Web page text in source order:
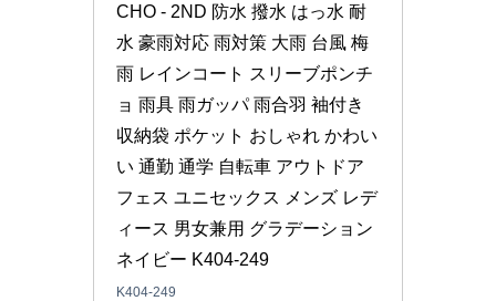
CHO - 2ND 防水 撥水 はっ水 耐
水 豪雨対応 雨対策 大雨 台風 梅
雨 レインコート スリーブポンチ
ョ 雨具 雨ガッパ 雨合羽 袖付き
収納袋 ポケット おしゃれ かわい
い 通勤 通学 自転車 アウトドア
フェス ユニセックス メンズ レデ
ィース 男女兼用 グラデーション
ネイビー K404-249
K404-249